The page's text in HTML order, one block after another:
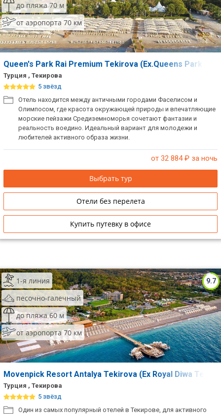
до пляжа 70 м
от аэропорта 70 км
Queen's Park Rai Premium Tekirova (Ex.Queens Park
Турция , Текирова
5 звёзд
Отель находится между античными городами Фаселисом и
Олимпосом, где красота окружающей природы и впечатляющие
морские пейзажи Средиземноморья сочетают фантазии и
реальность воедино. Идеальный вариант для молодежи и
любителей активного образа жизни.
от 32 884₽ за ночь
Выбрать тур
Отели без перелета
Купить путевку в офисе
9.7
1-я линия
песочно-галечный
до пляжа 60 м
от аэропорта 70 км
Movenpick Resort Antalya Tekirova (Ex Royal Diwa
Турция , Текирова
5 звёзд
Один из самых популярный отелей в Текирове, для активного